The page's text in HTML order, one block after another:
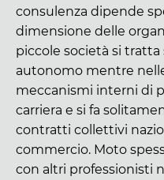
consulenza dipende
dimensione delle
piccole società si tratta
autonomo mentre
meccanismi interni di
carriera e si fa
contratti collettivi
commercio. Moto
con altri professionisti